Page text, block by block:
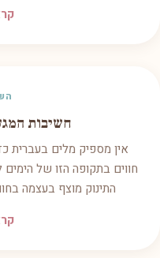
חשיבות
אין מספיק מלים בעברית
חווים בתקופה הזו של
התינוק מוצף בעצמה